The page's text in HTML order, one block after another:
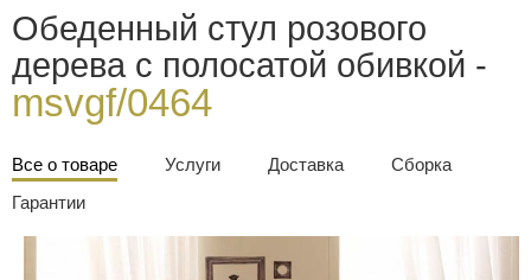
Обеденный стул розового
дерева с полосатой обивкой -
msvgf/0464
Все о товаре Услуги Доставка
Сборка
Гарантии